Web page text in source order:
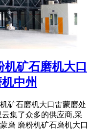
矿石磨机大口
中州
矿石磨机大口雷蒙磨处
集了众多的供应商,采
磨 磨粉机矿石磨机大口